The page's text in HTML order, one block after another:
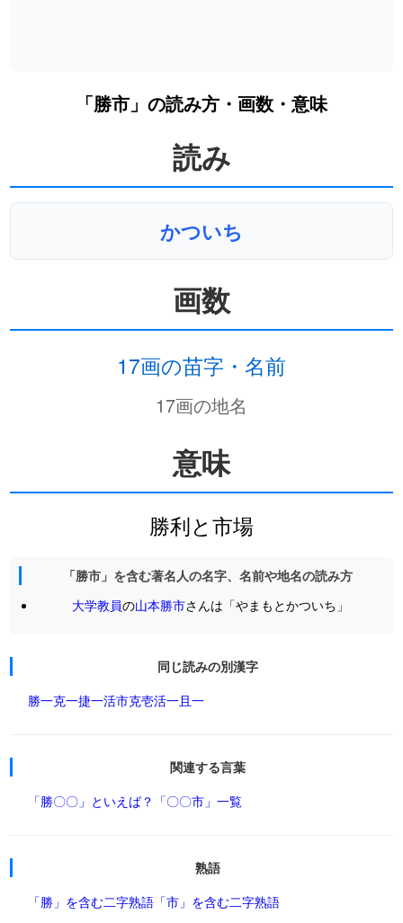
「勝市」の読み方・画数・意味
読み
かついち
画数
17画の苗字・名前
17画の地名
意味
勝利と市場
「勝市」を含む著名人の名字、名前や地名の読み方
大学教員の山本勝市さんは「やまもとかついち」
同じ読みの別漢字
勝一克一捷一活市克壱活一且一
関連する言葉
「勝〇〇」といえば？ 「〇〇市」一覧
熟語
「勝」を含む二字熟語 「市」を含む二字熟語